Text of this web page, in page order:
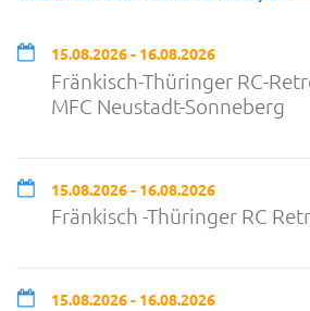
15.08.2026 - 16.08.2026
Fränkisch-Thüringer RC-
MFC Neustadt-Sonneberg
15.08.2026 - 16.08.2026
Fränkisch -Thüringer RC
15.08.2026 - 16.08.2026